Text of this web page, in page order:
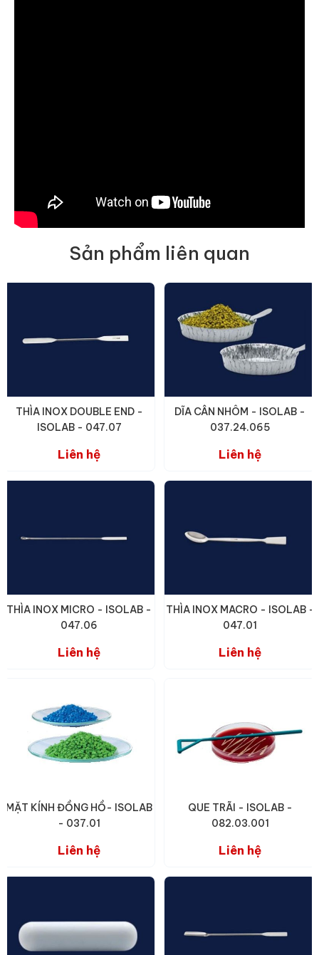
Sản phẩm liên quan
THÌA INOX DOUBLE END -
ISOLAB - 047.07
Liên hệ
DĨA CÂN NHÔM - ISOLAB -
037.24.065
Liên hệ
THÌA INOX MICRO - ISOLAB -
047.06
Liên hệ
THÌA INOX MACRO - ISOLAB -
047.01
Liên hệ
MẶT KÍNH ĐỒNG HỒ- ISOLAB
- 037.01
Liên hệ
QUE TRÃI - ISOLAB -
082.03.001
Liên hệ